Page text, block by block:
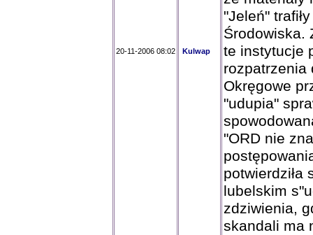
20-11-2006 08:02 Kulwap
"Jeleń"
Środowiska.
te instytucje
rozpatrzenia
Okręgowe
"udupia"
"ORD nie
potwierdziła
lubelskim
zdziwienia,
skandali ma